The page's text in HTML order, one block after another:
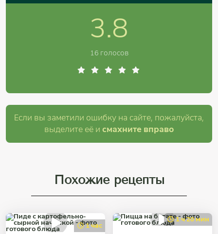
3.8
16 голосов
Если вы заметили ошибку на сайте, пожалуйста,
выделите её и смахните вправо
Похожие рецепты
1 час
1 ч 20 мин